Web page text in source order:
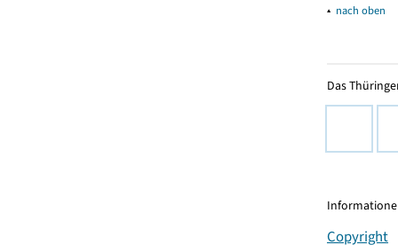
▴ nach oben
Das
Copyright